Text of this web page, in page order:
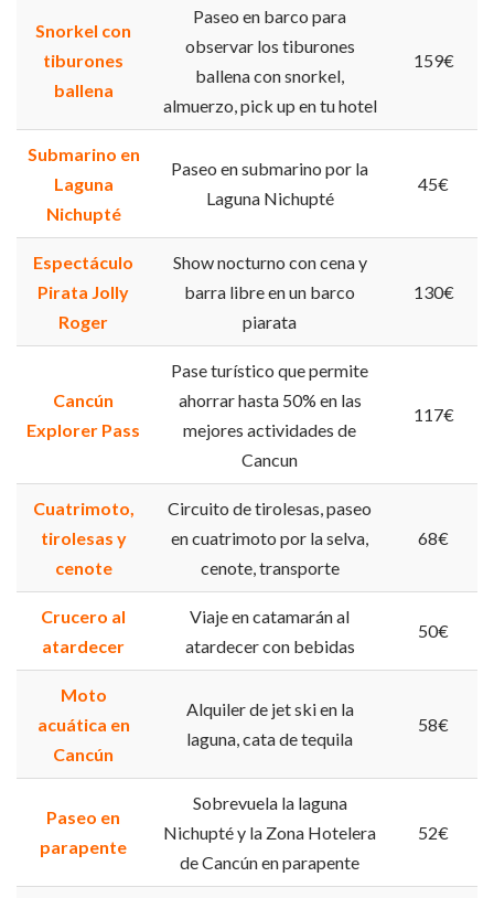
Snorkel con
tiburones
ballena
Paseo en barco para
observar los tiburones
ballena con snorkel,
almuerzo, pick up en tu hotel
159€
Submarino en
Laguna
Nichupté
Paseo en submarino por la
Laguna Nichupté
45€
Espectáculo
Pirata Jolly
Roger
Show nocturno con cena y
barra libre en un barco
piarata
130€
Cancún
Explorer Pass
Pase turístico que permite
ahorrar hasta 50% en las
mejores actividades de
Cancun
117€
Cuatrimoto,
tirolesas y
cenote
Circuito de tirolesas, paseo
en cuatrimoto por la selva,
cenote, transporte
68€
Crucero al
atardecer
Viaje en catamarán al
atardecer con bebidas
50€
Moto
acuática en
Cancún
Alquiler de jet ski en la
laguna, cata de tequila
58€
Paseo en
parapente
Sobrevuela la laguna
Nichupté y la Zona Hotelera
de Cancún en parapente
52€